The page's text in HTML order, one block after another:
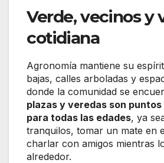
Verde, vecinos y
cotidiana
Agronomía mantiene su
bajas, calles arboladas y
donde la comunidad se
plazas y veredas son
para todas las edades, ya
tranquilos, tomar un mate en
charlar con amigos mientras
alrededor.